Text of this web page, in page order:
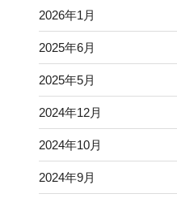
2026年1月
2025年6月
2025年5月
2024年12月
2024年10月
2024年9月